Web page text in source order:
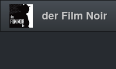
der Film Noir